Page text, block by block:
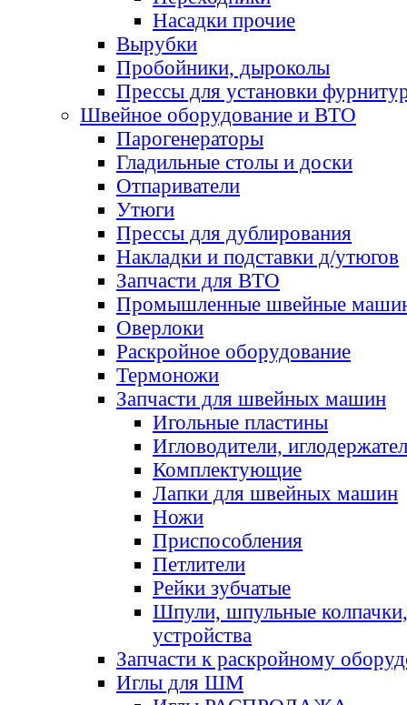
Насадки прочие
Вырубки
Пробойники, дыроколы
Прессы для установки
Швейное оборудование и ВТО
Парогенераторы
Гладильные столы и доски
Отпариватели
Утюги
Прессы для дублирования
Накладки и подставки д/утюгов
Запчасти для ВТО
Промышленные швейные
Оверлоки
Раскройное оборудование
Термоножи
Запчасти для швейных машин
Игольные пластины
Игловодители,
Комплектующие
Лапки для швейных машин
Ножи
Приспособления
Петлители
Рейки зубчатые
Шпули, шпульные
устройства
Запчасти к раскройному
Иглы для ШМ